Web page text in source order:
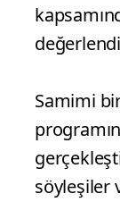
Samimi
söyleşiler